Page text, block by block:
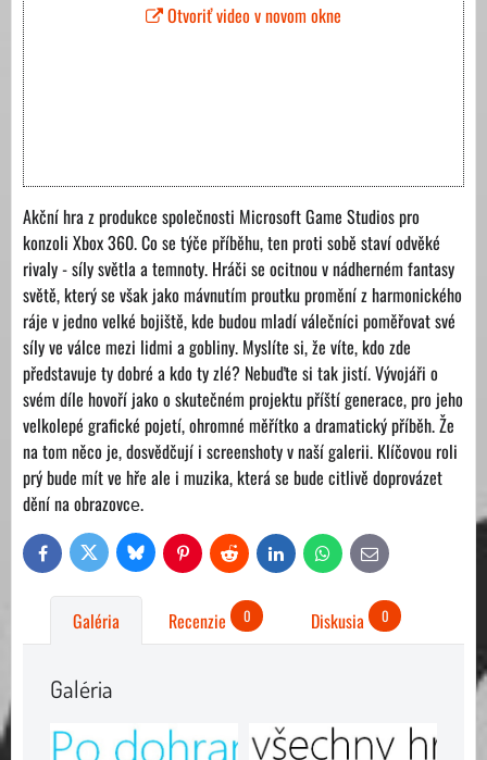
Otvoriť video v novom okne
Akční hra z produkce spoIečnosti Microsoft Game Studios pro
konzoli Xbox 360. Co se týče příběhu, ten proti sobě staví odvěké
rivaly - síly světla a temnoty. Hráči se ocitnou v nádherném fantasy
světě, který se však jako mávnutím proutku promění z harmonického
ráje v jedno velké bojiště, kde budou mladí válečníci poměřovat své
síly ve válce mezi lidmi a gobliny. Myslíte si, že víte, kdo zde
představuje ty dobré a kdo ty zlé? Nebuďte si tak jistí. Vývojáři o
svém díle hovoří jako o skutečném projektu příští generace, pro jeho
velkolepé grafické pojetí, ohromné měřítko a dramatický příběh. Že
na tom něco je, dosvědčují i screenshoty v naší galerii. Klíčovou roli
prý bude mít ve hře ale i muzika, která se bude citlivě doprovázet
dění na obrazovcе.
FacebookTwitter Bluesky PinterestReddit LinkedIn WhatsAppE-
mail
Galéria Recenzie 0 Diskusia 0
Galéria